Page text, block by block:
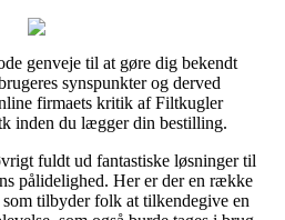
genveje til at gøre dig bekendt
synspunkter og derved
firmaets kritik af Filtkugler
inden du lægger din bestilling.
fuldt ud fantastiske løsninger til
pålidelighed. Her er der en række
tilbyder folk at tilkendegive en